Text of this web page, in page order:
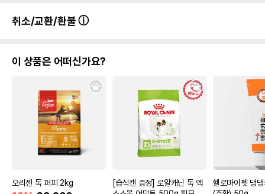
취소/교환/환불
이 상품은 어떠신가요?
오리젠 독 퍼피 2kg
[습식캔 증정] 로얄캐닌 독 엑
헬로마이펫 댕